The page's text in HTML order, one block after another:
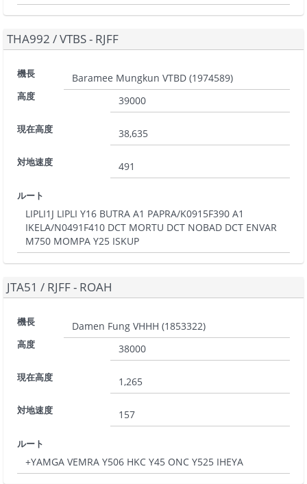
THA992 /VTBS - RJFF
機長 Baramee Mungkun VTBD(1974589)
高度 39000
現在高度 38,635
対地速度 491
ルート
LIPLI1J LIPLI Y16 BUTRA A1 PAPRA/K0915F390 A1
IKELA/N0491F410 DCT MORTU DCT NOBAD DCT ENVAR
M750 MOMPA Y25 ISKUP
JTA51 / RJFF - ROAH
機長 Damen Fung VHHH (1853322)
高度 38000
現在高度 1,265
対地速度 157
ルート
+YAMGA VEMRA Y506 HKC Y45 ONC Y525 IHEYA